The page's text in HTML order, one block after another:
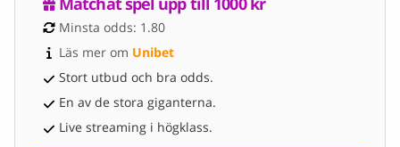
Minsta odds: 1.80
Läs mer om Unibet
Stort utbud och bra odds.
En av de stora giganterna.
Live streaming i högklass.